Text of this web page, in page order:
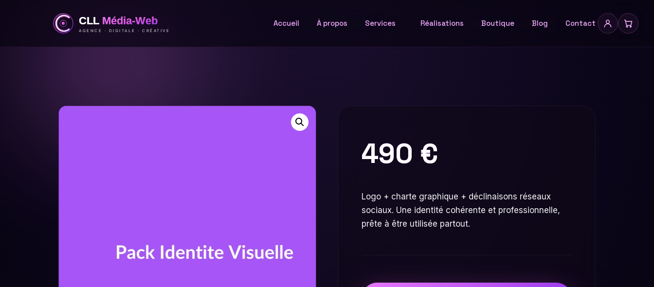
Accueil À propos Services Réalisations Boutique Blog Contact
490 €
Logo + charte graphique + déclinaisons réseaux
sociaux. Une identité cohérente et professionnelle,
prête à être utilisée partout.